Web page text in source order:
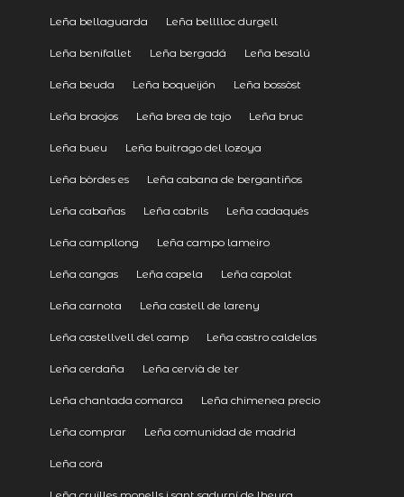
Leña bellaguarda Leña belllloc durgell
Leña benifallet Leña bergadá Leña besalú
Leña beuda Leña boqueijón Leña bossòst
Leña braojos Leña brea de tajo Leña bruc
Leña bueu Leña buitrago del lozoya
Leña bòrdes es Leña cabana de bergantiños
Leña cabañas Leña cabrils Leña cadaqués
Leña campllong Leña campo lameiro
Leña cangas Leña capela Leña capolat
Leña carnota Leña castell de lareny
Leña castellvell del camp Leña castro caldelas
Leña cerdaña Leña cervià de ter
Leña chantada comarca Leña chimenea precio
Leña comprar Leña comunidad de madrid
Leña corà